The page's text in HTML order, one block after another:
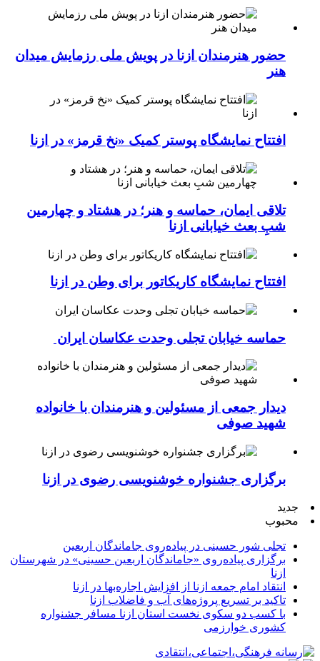
حضور هنرمندان ازنا در پویش ملی رزمایش میدان
هنر
افتتاح نمایشگاه پوستر کمیک «نخ قرمز» در ازنا
تلاقی ایمان، حماسه و هنر؛ در هشتاد و چهارمین
شبِ بعث خیابانی ازنا
افتتاح نمایشگاه کاریکاتور برای وطن در ازنا
حماسه خیابان تجلی وحدت عکاسان ایران
دیدار جمعی از مسئولین و هنرمندان با خانواده
شهید صوفی
برگزاری جشنواره خوشنویسی رضوی در ازنا
جدید
محبوب
تجلی شور حسینی در پیاده‌روی جاماندگان اربعین
برگزاری پیاده‌روی «جاماندگان اربعین حسینی» در شهرستان
ازنا
انتقاد امام جمعه ازنا از افزایش اجاره‌بها در ازنا
تاکید بر تسریع پروژه‌های آب و فاضلاب ازنا
با کسب دو سکوی نخست استان ازنا مسافر جشنواره
کشوری خوارزمی